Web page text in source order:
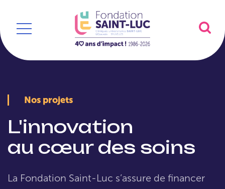
Nos projets
L'innovation
au cœur des soins
La Fondation Saint-Luc s’assure de financer